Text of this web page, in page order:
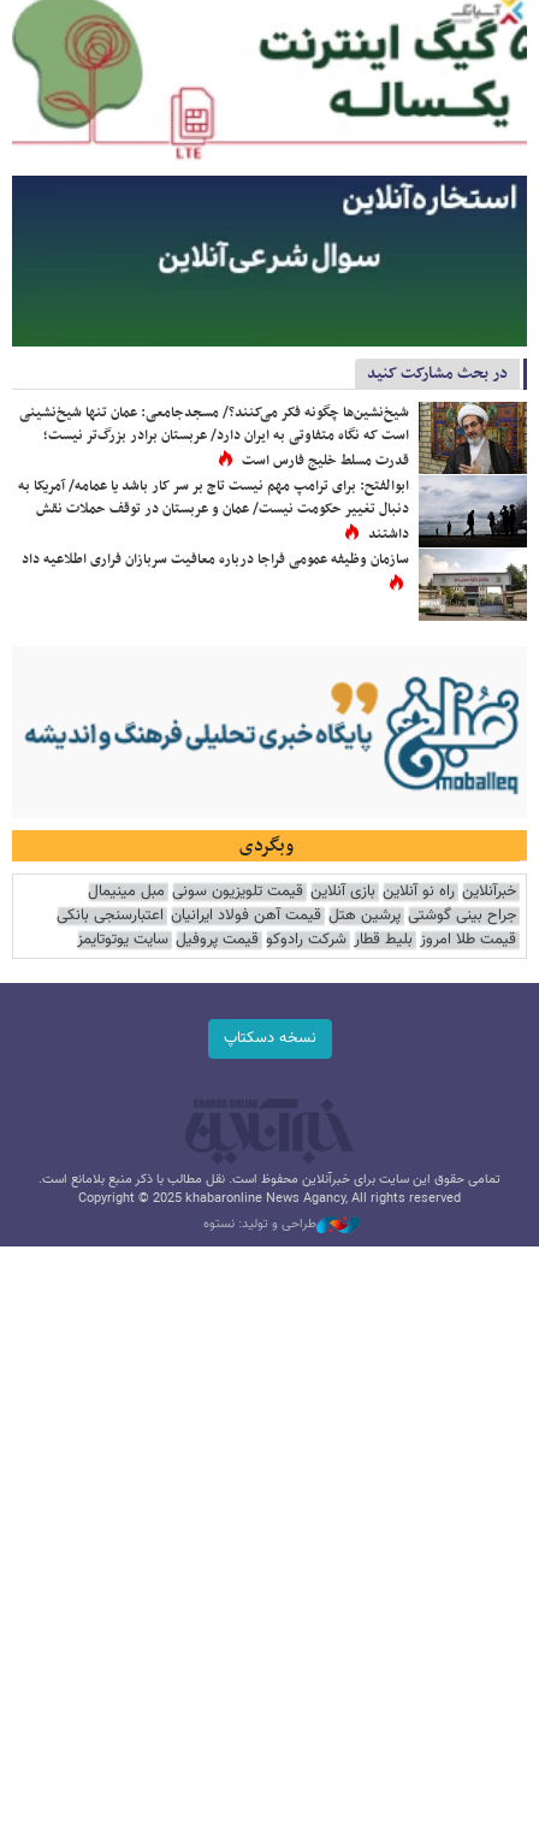
در بحث مشارکت کنید
شیخ‌نشین‌ها چگونه فکر می‌کنند؟/ مسجدجامعی: عمان تنها شیخ‌نشینی
است که نگاه متفاوتی به ایران دارد/ عربستان برادر بزرگ‌تر نیست؛
قدرت مسلط خلیج فارس است
ابوالفتح: برای ترامپ مهم نیست تاج بر سر کار باشد یا عمامه/ آمریکا به
دنبال تغییر حکومت نیست/ عمان و عربستان در توقف حملات نقش
داشتند
سازمان وظیفه عمومی فراجا درباره معافیت سربازان فراری اطلاعیه داد
وبگردی
خبرآنلاین راه نو آنلاین بازی آنلاین قیمت تلویزیون سونی مبل مینیمال
جراح بینی گوشتی پرشین هتل قیمت آهن فولاد ایرانیان اعتبارسنجی بانکی
قیمت طلا امروز بلیط قطار شرکت رادوکو قیمت پروفیل سایت یوتوتایمز
نسخه دسکتاپ
تمامی حقوق این سایت برای خبرآنلاین محفوظ است. نقل مطالب با ذکر منبع بلامانع است.
Copyright © 2025 khabaronline News Agancy, All rights reserved
طراحی و تولید: نستوه